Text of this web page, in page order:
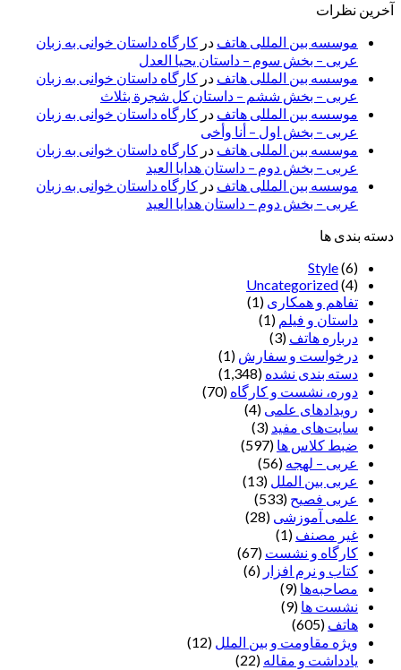
آخرین نظرات
موسسه بین المللی هاتف در کارگاه داستان خوانی به زبان
عربی – بخش سوم – داستان یحیا العدل
موسسه بین المللی هاتف در کارگاه داستان خوانی به زبان
عربی – بخش ششم – داستان کل شجرة بثلاث
موسسه بین المللی هاتف در کارگاه داستان خوانی به زبان
عربی – بخش اول – أنا وأخی
موسسه بین المللی هاتف در کارگاه داستان خوانی به زبان
عربی – بخش دوم – داستان هدایا العید
موسسه بین المللی هاتف در کارگاه داستان خوانی به زبان
عربی – بخش دوم – داستان هدایا العید
دسته بندی ها
Style(6)
Uncategorized(4)
تفاهم و همکاری (1)
داستان و فیلم (1)
درباره هاتف (3)
درخواست و سفارش (1)
دسته بندی نشده (1,348)
دوره، نشست و کارگاه (70)
رویدادهای علمی (4)
سایت‌های مفید (3)
ضبط کلاس ها (597)
عربی – لهجه (56)
عربی بین الملل (13)
عربی فصیح (533)
علمی آموزشی (28)
غير مصنف (1)
کارگاه و نشست (67)
کتاب و نرم افزار (6)
مصاحبه‌ها (9)
نشست ها (9)
هاتف (605)
ویژه مقاومت و بین الملل (12)
یادداشت‌ و مقاله (22)